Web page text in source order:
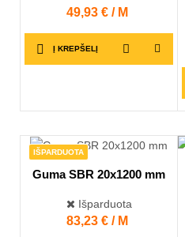
Kaina
49,93 € / M
Į KREPŠELĮ
IŠPARDUOTA
Guma SBR 20x1200 mm
Išparduota
Kaina
83,23 € / M